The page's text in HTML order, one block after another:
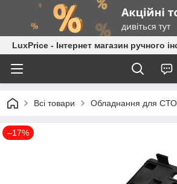
LuxPrice - Інтернет магазин ручного
Всі товари Обладнання для СТО
–17%